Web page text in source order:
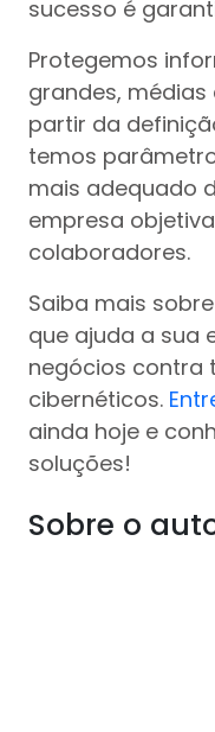
sucesso é
Protegemos
grandes, médias
partir da
temos
mais adequado
empresa
colaboradores.
Saiba mais
que ajuda a sua
negócios contra
cibernéticos.
ainda hoje e
soluções!
Sobre o